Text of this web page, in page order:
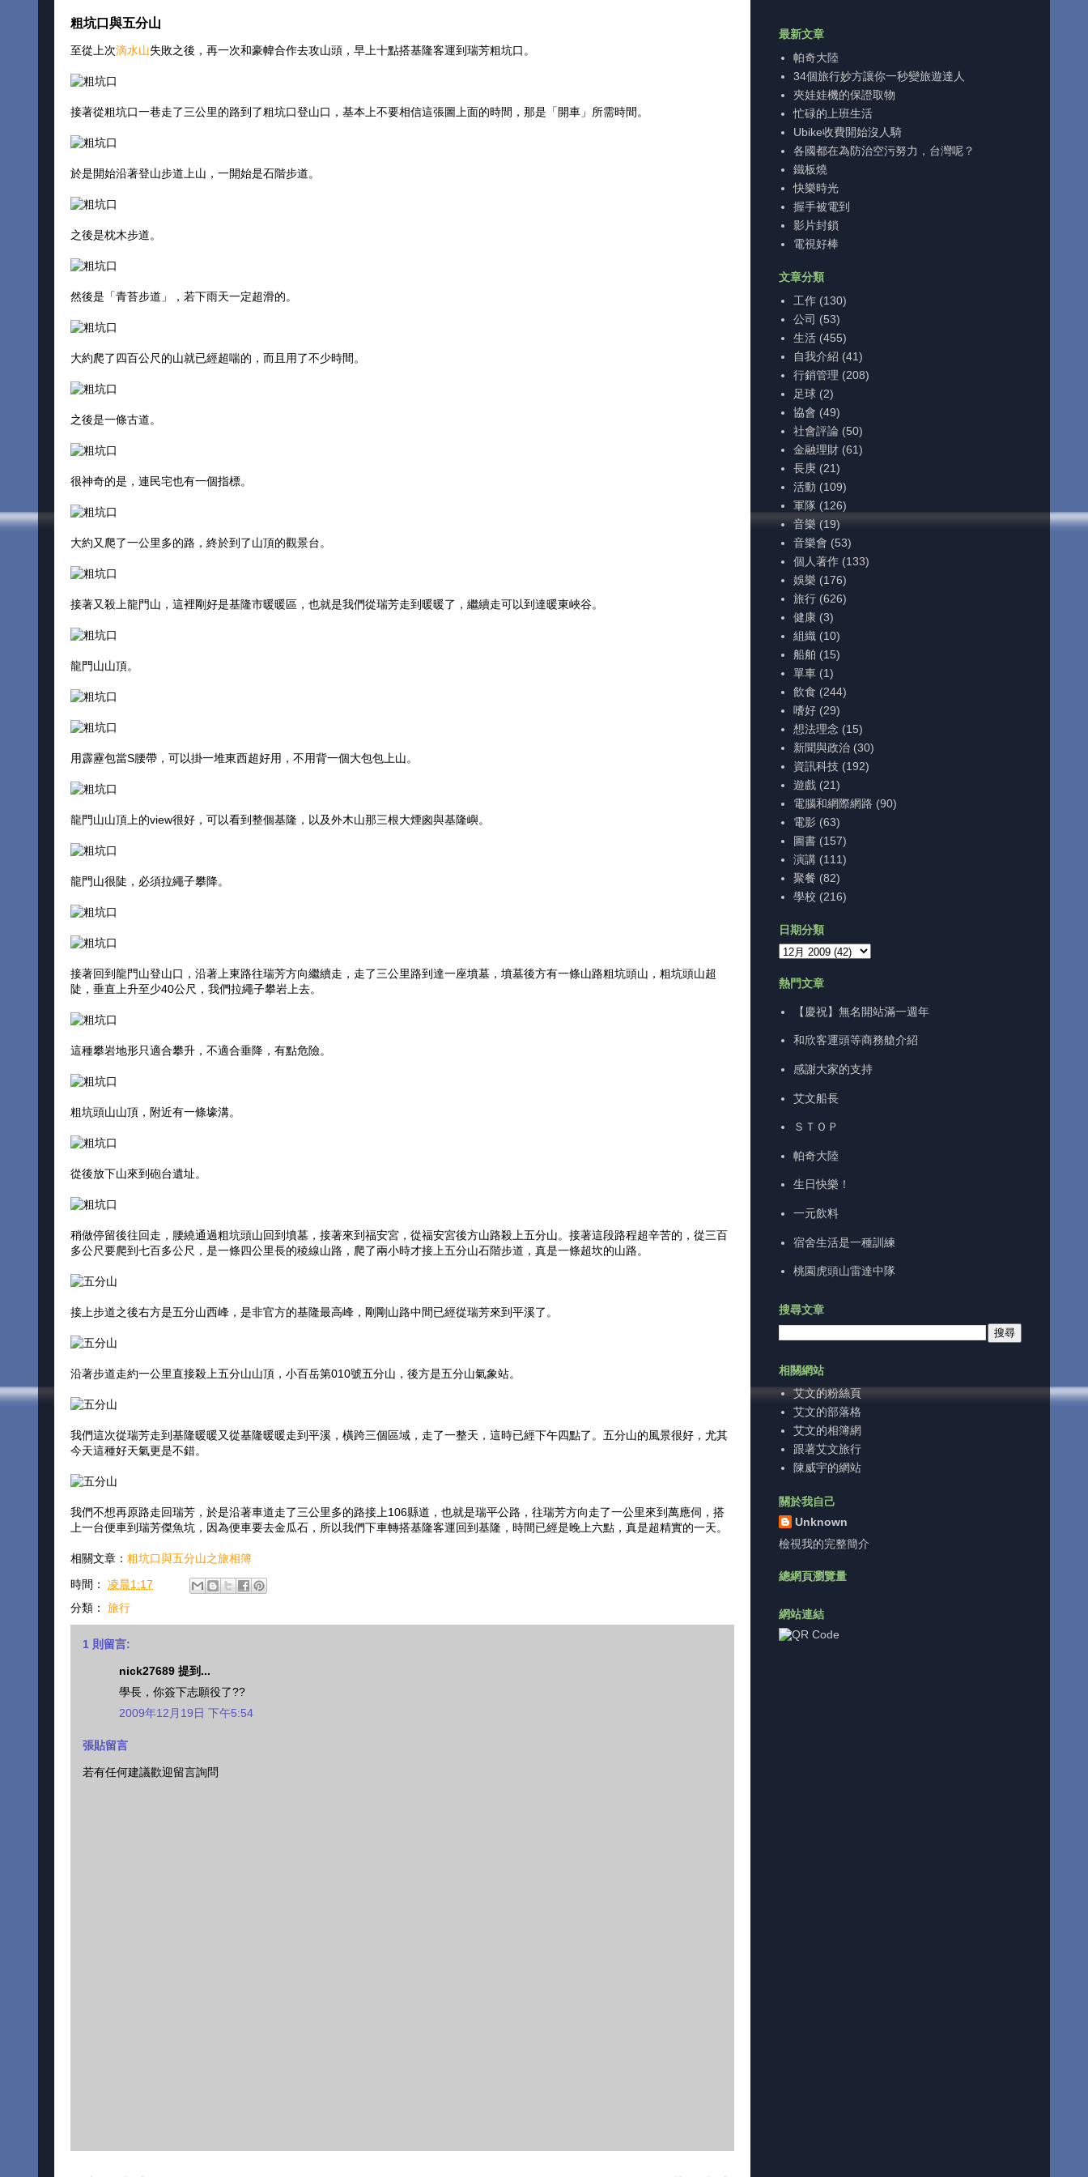
粗坑口與五分山
至從上次滴水山失敗之後，再一次和豪幃合作去攻山頭，早上十點搭基隆客運到瑞芳粗坑口。
接著從粗坑口一巷走了三公里的路到了粗坑口登山口，基本上不要相信這張圖上面的時間，那是「開車」所需時間。
於是開始沿著登山步道上山，一開始是石階步道。
之後是枕木步道。
然後是「青苔步道」，若下雨天一定超滑的。
大約爬了四百公尺的山就已經超喘的，而且用了不少時間。
之後是一條古道。
很神奇的是，連民宅也有一個指標。
大約又爬了一公里多的路，終於到了山頂的觀景台。
接著又殺上龍門山，這裡剛好是基隆市暖暖區，也就是我們從瑞芳走到暖暖了，繼續走可以到達暖東峽谷。
龍門山山頂。
用霹靂包當S腰帶，可以掛一堆東西超好用，不用背一個大包包上山。
龍門山山頂上的view很好，可以看到整個基隆，以及外木山那三根大煙囪與基隆嶼。
龍門山很陡，必須拉繩子攀降。
接著回到龍門山登山口，沿著上東路往瑞芳方向繼續走，走了三公里路到達一座墳墓，墳墓後方有一條山路粗坑頭山，粗坑頭山超
陡，垂直上升至少40公尺，我們拉繩子攀岩上去。
這種攀岩地形只適合攀升，不適合垂降，有點危險。
粗坑頭山山頂，附近有一條壕溝。
從後放下山來到砲台遺址。
稍做停留後往回走，腰繞通過粗坑頭山回到墳墓，接著來到福安宮，從福安宮後方山路殺上五分山。接著這段路程超辛苦的，從三百
多公尺要爬到七百多公尺，是一條四公里長的稜線山路，爬了兩小時才接上五分山石階步道，真是一條超坎的山路。
接上步道之後右方是五分山西峰，是非官方的基隆最高峰，剛剛山路中間已經從瑞芳來到平溪了。
沿著步道走約一公里直接殺上五分山山頂，小百岳第010號五分山，後方是五分山氣象站。
我們這次從瑞芳走到基隆暖暖又從基隆暖暖走到平溪，橫跨三個區域，走了一整天，這時已經下午四點了。五分山的風景很好，尤其
今天這種好天氣更是不錯。
我們不想再原路走回瑞芳，於是沿著車道走了三公里多的路接上106縣道，也就是瑞平公路，往瑞芳方向走了一公里來到萬應伺，搭
上一台便車到瑞芳傑魚坑，因為便車要去金瓜石，所以我們下車轉搭基隆客運回到基隆，時間已經是晚上六點，真是超精實的一天。
相關文章： 粗坑口與五分山之旅相簿
時間： 凌晨1:17
分類： 旅行
1 則留言:
nick27689 提到...
學長，你簽下志願役了??
2009年12月19日 下午5:54
張貼留言
若有任何建議歡迎留言詢問
最新文章
帕奇大陸
34個旅行妙方讓你一秒變旅遊達人
夾娃娃機的保證取物
忙碌的上班生活
Ubike收費開始沒人騎
各國都在為防治空污努力，台灣呢？
鐵板燒
快樂時光
握手被電到
影片封鎖
電視好棒
文章分類
工作 (130)
公司 (53)
生活 (455)
自我介紹 (41)
行銷管理 (208)
足球 (2)
協會 (49)
社會評論 (50)
金融理財 (61)
長庚 (21)
活動 (109)
軍隊 (126)
音樂 (19)
音樂會 (53)
個人著作 (133)
娛樂 (176)
旅行 (626)
健康 (3)
組織 (10)
船舶 (15)
單車 (1)
飲食 (244)
嗜好 (29)
想法理念 (15)
新聞與政治 (30)
資訊科技 (192)
遊戲 (21)
電腦和網際網路 (90)
電影 (63)
圖書 (157)
演講 (111)
聚餐 (82)
學校 (216)
日期分類
熱門文章
【慶祝】無名開站滿一週年
和欣客運頭等商務艙介紹
感謝大家的支持
艾文船長
ＳＴＯＰ
帕奇大陸
生日快樂！
一元飲料
宿舍生活是一種訓練
桃園虎頭山雷達中隊
搜尋文章
相關網站
艾文的粉絲頁
艾文的部落格
艾文的相簿網
跟著艾文旅行
陳威宇的網站
關於我自己
Unknown
檢視我的完整簡介
總網頁瀏覽量
網站連結